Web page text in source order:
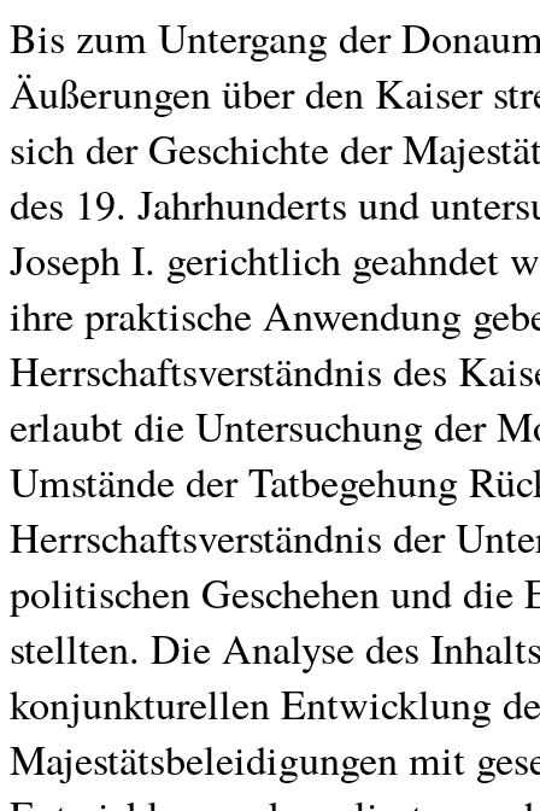
Bis zum Untergang der
Äußerungen über den Kaiser
sich der Geschichte der
des 19. Jahrhunderts und
Joseph I. gerichtlich geahndet
ihre praktische Anwendung
Herrschaftsverständnis des
erlaubt die Untersuchung der
Umstände der Tatbegehung
Herrschaftsverständnis der
politischen Geschehen und
stellten. Die Analyse des
konjunkturellen Entwicklung
Majestätsbeleidigungen mit